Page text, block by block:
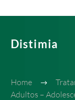
Distimia
Home
Adultos –